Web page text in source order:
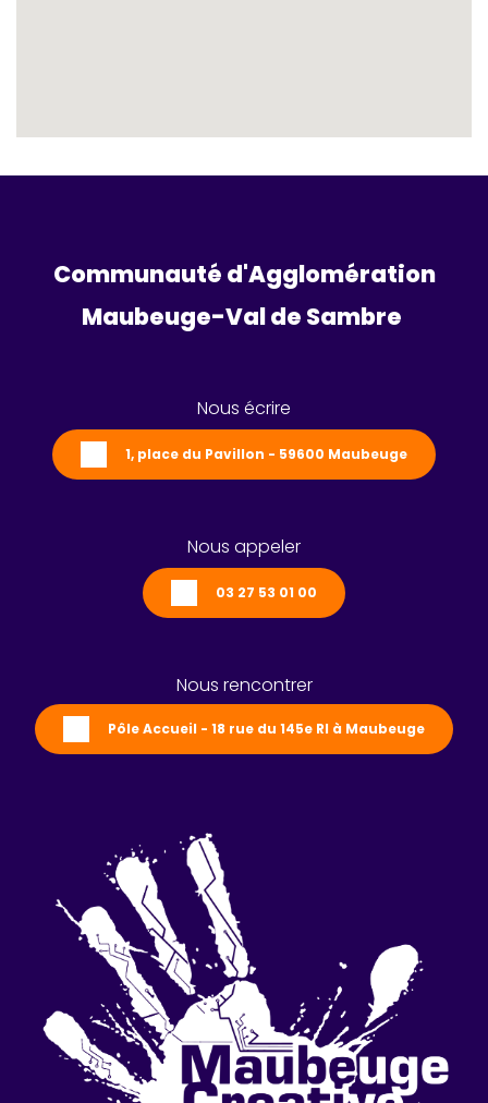
Communauté d'Agglomération
Maubeuge-Val de Sambre
Nous écrire
1, place du Pavillon - 59600 Maubeuge
Nous appeler
03 27 53 01 00
Nous rencontrer
Pôle Accueil - 18 rue du 145e RI à Maubeuge